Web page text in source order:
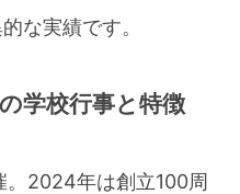
な実績です。​
学校行事と特徴
。2024年は創立100周